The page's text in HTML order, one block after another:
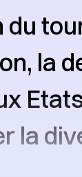
du
la
la